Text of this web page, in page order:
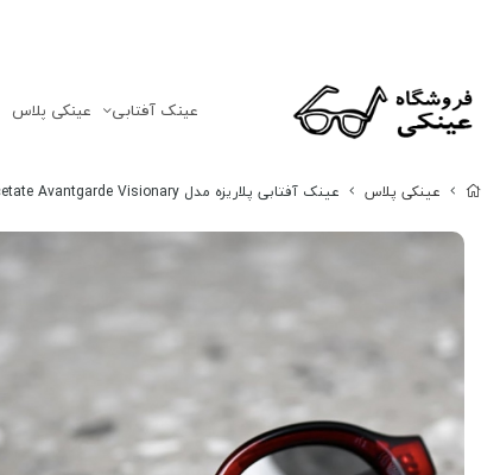
عینک‌ آفتابی عینکی پلاس
عینکی پلاس عینک آفتابی پلاریزه مدل S-31106-C3-Red Acetate Avantgarde Visionary عینک آفتابی پلاریزه زنانه, عینک آفتابی پلاریزه مردانه,